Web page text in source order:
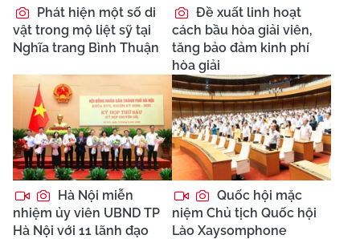
Phát hiện một số di
vật trong mộ liệt sỹ tại
Nghĩa trang Bình Thuận
Đề xuất linh hoạt
cách bầu hòa giải viên,
tăng bảo đảm kinh phí
hòa giải
Hà Nội miễn
nhiệm ủy viên UBND TP
Hà Nội với 11 lãnh đạo
Quốc hội mặc
niệm Chủ tịch Quốc hội
Lào Xaysomphone